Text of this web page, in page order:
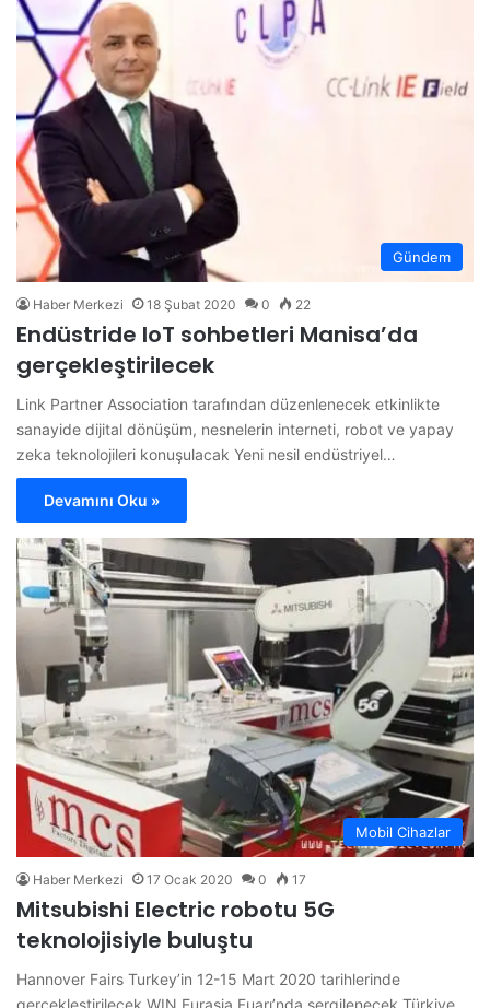
Gündem
Haber Merkezi 18 Şubat 2020 0 22
Endüstride IoT sohbetleri Manisa’da
gerçekleştirilecek
Link Partner Association tarafından düzenlenecek etkinlikte
sanayide dijital dönüşüm, nesnelerin interneti, robot ve yapay
zeka teknolojileri konuşulacak Yeni nesil endüstriyel…
Devamını Oku »
Mobil Cihazlar
Haber Merkezi 17 Ocak 2020 0 17
Mitsubishi Electric robotu 5G
teknolojisiyle buluştu
Hannover Fairs Turkey’in 12-15 Mart 2020 tarihlerinde
gerçekleştirilecek WIN Eurasia Fuarı’nda sergilenecek Türkiye